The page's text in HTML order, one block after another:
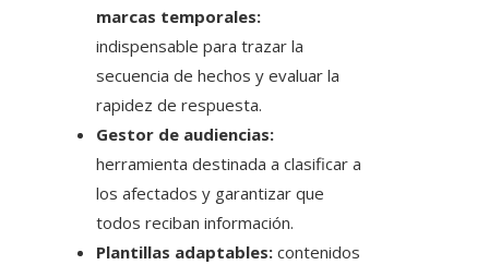
marcas temporales:
indispensable para trazar la
secuencia de hechos y evaluar la
rapidez de respuesta.
Gestor de audiencias:
herramienta destinada a clasificar a
los afectados y garantizar que
todos reciban información.
Plantillas adaptables: contenidos